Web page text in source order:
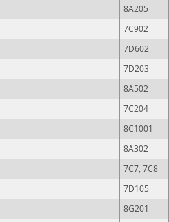
8A205
7C902
7D602
7D203
8A502
7C204
8C1001
8A302
7C7, 7C8
7D105
8G201